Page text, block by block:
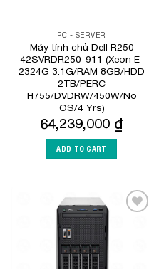
PC - SERVER
Máy tính chủ Dell R250
42SVRDR250-911 (Xeon E-
2324G 3.1G/RAM 8GB/HDD
2TB/PERC
H755/DVDRW/450W/No
OS/4 Yrs)
64,239,000 ₫
ADD TO CART